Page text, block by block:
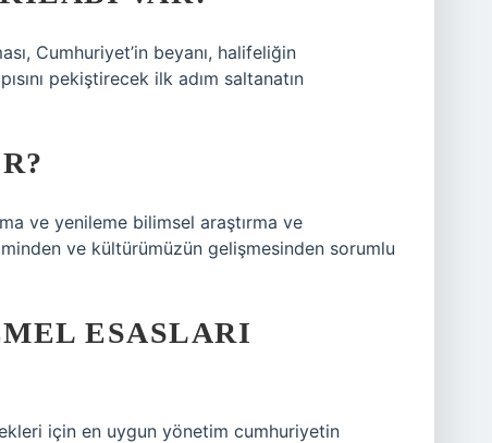
Cumhuriyet’in beyanı, halifeliğin
pekiştirecek ilk adım saltanatın
ve yenileme bilimsel araştırma ve
ve kültürümüzün gelişmesinden sorumlu
ESASLARI
için en uygun yönetim cumhuriyetin